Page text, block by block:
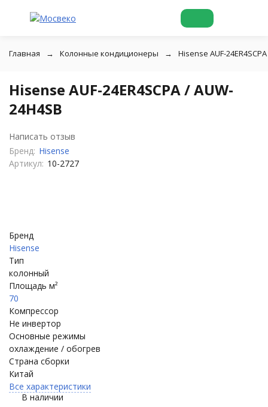
Главная Колонные кондиционеры Hisense AUF-
Hisense AUF-24ER4SCPA / AUW-
24H4SB
Написать отзыв
Бренд: Hisense
Артикул: 10-2727
Бренд
Hisense
Тип
колонный
Площадь м²
70
Компрессор
Не инвертор
Основные режимы
охлаждение / обогрев
Страна сборки
Китай
Все характеристики
В наличии